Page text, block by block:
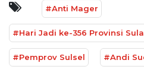
#Anti Mager
#Hari Jadi ke-356 Provinsi
#Pemprov Sulsel #Andi